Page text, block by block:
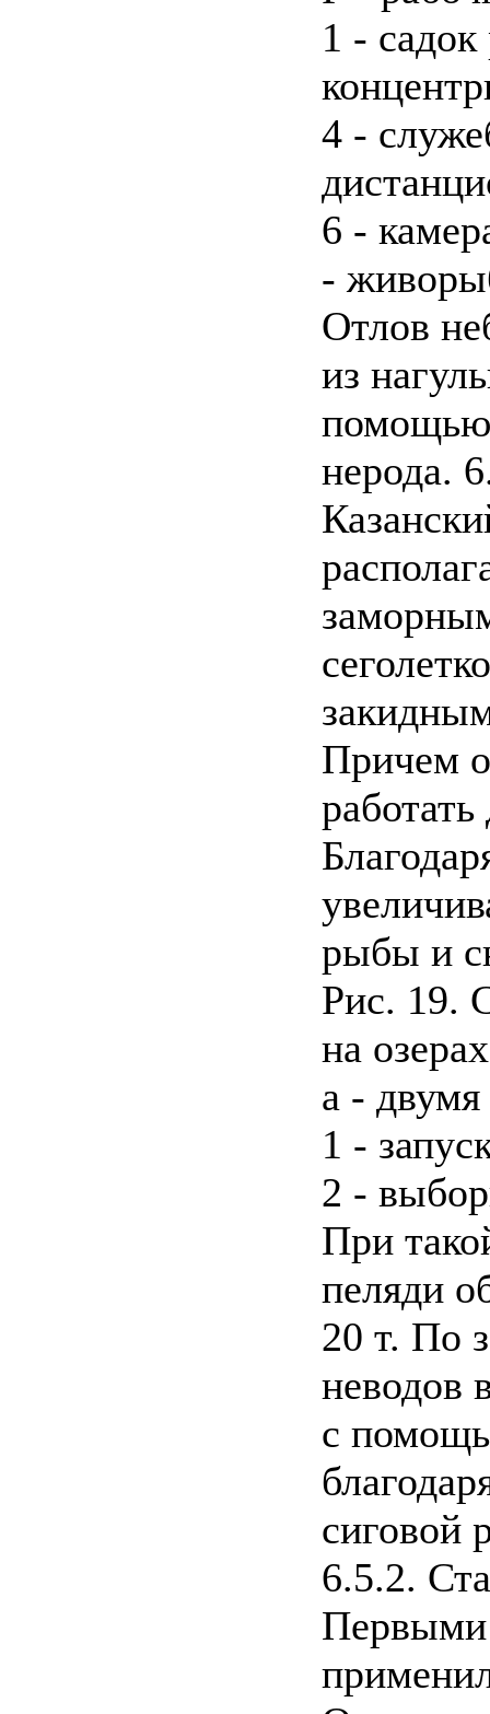
1 -
4 -
6 -
-
Отлов
из
помощью
нерода.
Причем
рыбы и
Рис. 19.
на
а -
1 -
2 -
При
пеляди
20 т. По
неводов
с
сиговой
6.5.2.
Первыми